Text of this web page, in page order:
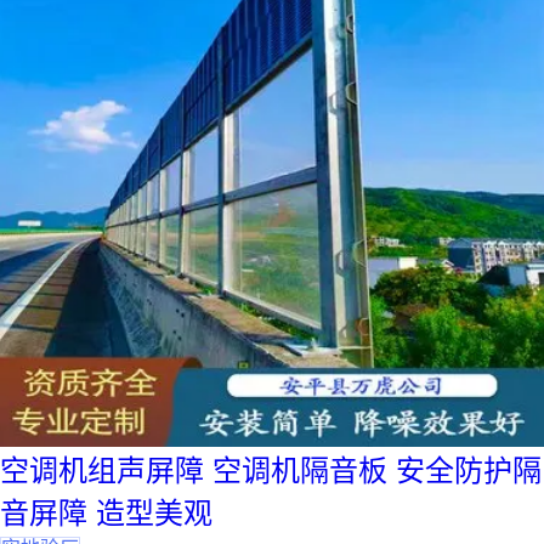
空调机组声屏障 空调机隔音板 安全防护隔
音屏障 造型美观